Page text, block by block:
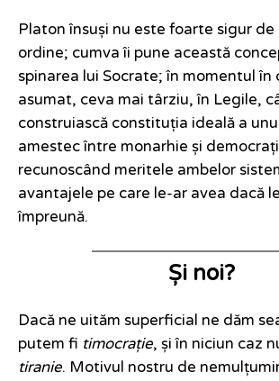
Platon însuși nu este foarte sigur de
ordine; cumva îi pune această
spinarea lui Socrate; în momentul în
asumat, ceva mai târziu, în Legile,
construiască constituția ideală a
amestec între monarhie și
recunoscând meritele ambelor
avantajele pe care le-ar avea dacă
împreună.
Și noi?
Dacă ne uităm superficial ne dăm
putem fi timocrație, și în niciun caz
tiranie. Motivul nostru de